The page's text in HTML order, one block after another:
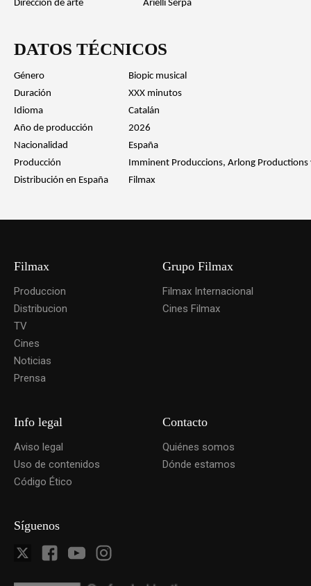
Dirección de arte Arielli Serpa
DATOS TÉCNICOS
Género
Biopic musical
Duración
XXX minutos
Idioma
Catalán
Año de producción
2026
Nacionalidad
España
Producción
Imminent Produccions, Arlong Productions
Distribución en España
Filmax
Filmax
Produccion
Distribucion
TV
Cines
Noticias
Prensa
Grupo Filmax
Filmax Internacional
Cines Filmax
Info legal
Aviso legal
Uso de contenidos
Código Ético
Contacto
Quiénes somos
Dónde estamos
Síguenos